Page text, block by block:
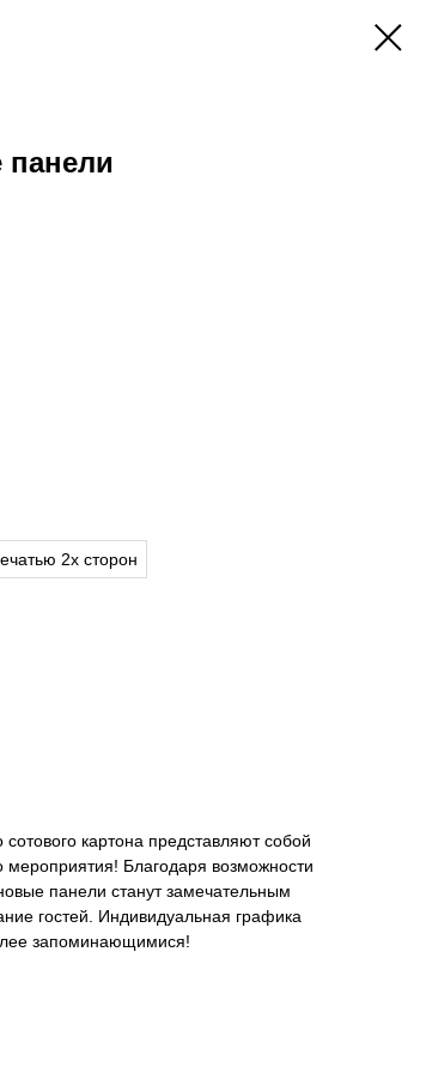
2х сторон
картона представляют собой
Благодаря возможности
панели станут замечательным
гостей. Индивидуальная графика
запоминающимися!